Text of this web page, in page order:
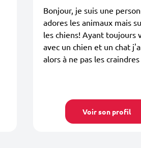
Bonjour, je suis une
adores les animaux mais
les chiens! Ayant toujours
avec un chien et un chat
alors à ne pas les craindres
Voir son profil